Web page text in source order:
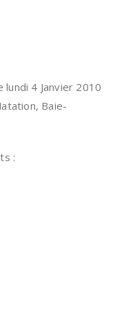
4 Janvier 2010
Baie-
: